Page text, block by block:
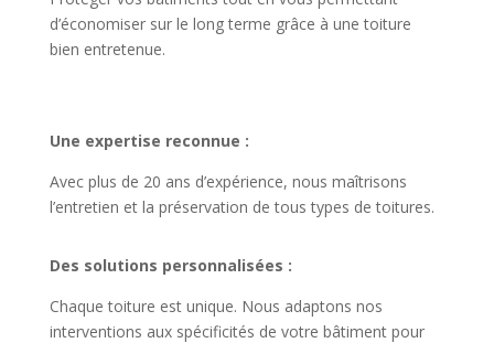
d’économiser sur le long terme grâce à une toiture
bien entretenue.
Une expertise reconnue :
Avec plus de 20 ans d’expérience, nous maîtrisons
l’entretien et la préservation de tous types de toitures.
Des solutions personnalisées :
Chaque toiture est unique. Nous adaptons nos
interventions aux spécificités de votre bâtiment pour